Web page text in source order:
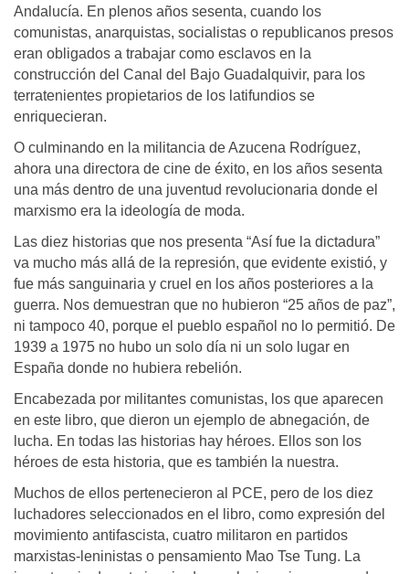
Andalucía. En plenos años sesenta, cuando los
comunistas, anarquistas, socialistas o republicanos presos
eran obligados a trabajar como esclavos en la
construcción del Canal del Bajo Guadalquivir, para los
terratenientes propietarios de los latifundios se
enriquecieran.
O culminando en la militancia de Azucena Rodríguez,
ahora una directora de cine de éxito, en los años sesenta
una más dentro de una juventud revolucionaria donde el
marxismo era la ideología de moda.
Las diez historias que nos presenta “Así fue la dictadura”
va mucho más allá de la represión, que evidente existió, y
fue más sanguinaria y cruel en los años posteriores a la
guerra. Nos demuestran que no hubieron “25 años de paz”,
ni tampoco 40, porque el pueblo español no lo permitió. De
1939 a 1975 no hubo un solo día ni un solo lugar en
España donde no hubiera rebelión.
Encabezada por militantes comunistas, los que aparecen
en este libro, que dieron un ejemplo de abnegación, de
lucha. En todas las historias hay héroes. Ellos son los
héroes de esta historia, que es también la nuestra.
Muchos de ellos pertenecieron al PCE, pero de los diez
luchadores seleccionados en el libro, como expresión del
movimiento antifascista, cuatro militaron en partidos
marxistas-leninistas o pensamiento Mao Tse Tung. La